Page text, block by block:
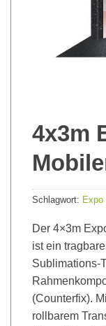
4x3m
Schlagwort:
Der 4×3m
ist ein
Sublimations-
(Counterfix).
rollbarem